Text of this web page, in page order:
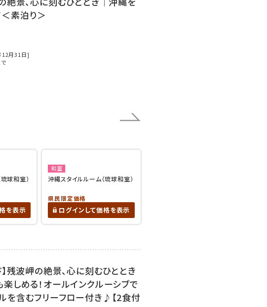
素泊り＞
12月31日]
球和室）
を表示
和室
沖縄スタイルルーム（琉球和室）
県民限定価格
ログインして価格を表示
】残波岬の絶景、心に刻むひととき
しめる！オールインクルーシブで
を含むフリーフロー付き♪【2食付